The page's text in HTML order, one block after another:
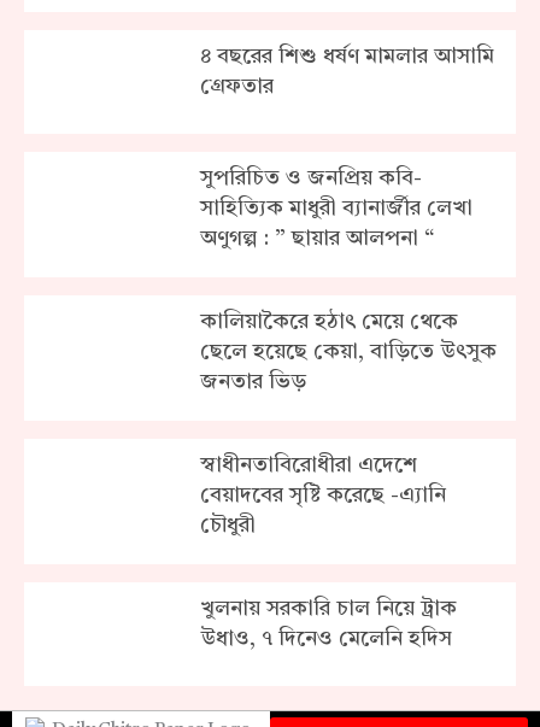
৪ বছরের শিশু ধর্ষণ মামলার আসামি
গ্রেফতার
সুপরিচিত ও জনপ্রিয় কবি-
সাহিত্যিক মাধুরী ব্যানার্জীর লেখা
অণুগল্প : ” ছায়ার আলপনা “
কালিয়াকৈরে হঠাৎ মেয়ে থেকে
ছেলে হয়েছে কেয়া, বাড়িতে উৎসুক
জনতার ভিড়
স্বাধীনতাবিরোধীরা এদেশে
বেয়াদবের সৃষ্টি করেছে -এ্যানি
চৌধুরী
খুলনায় সরকা‌রি চাল নিয়ে ট্রাক
উধাও, ৭ দিনেও মেলে‌নি হ‌দিস